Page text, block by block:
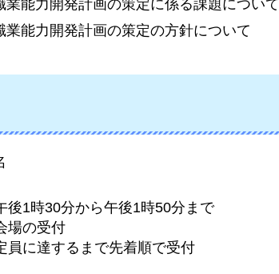
業能力開発計画の策定に係る課題について
業能力開発計画の策定の方針について
後1時30分から午後1時50分まで
場の受付
員に達するまで先着順で受付